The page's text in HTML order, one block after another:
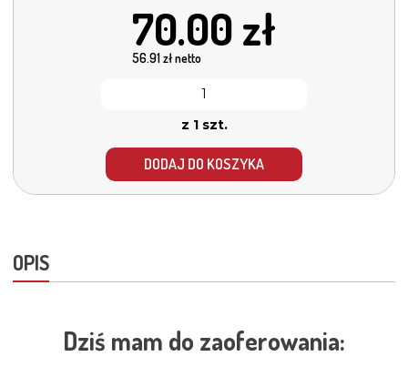
70.00 zł
56.91zł netto
z 1 szt.
DODAJ DO KOSZYKA
OPIS
Dziś mam do zaoferowania: